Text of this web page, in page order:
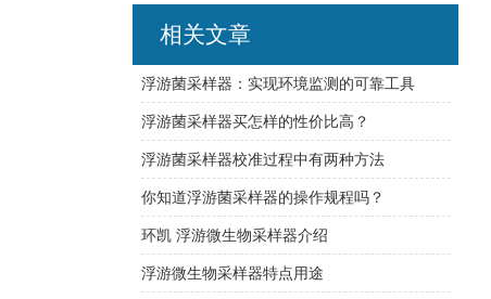
相关文章
浮游菌采样器：实现环境监测的可靠工具
浮游菌采样器买怎样的性价比高？
浮游菌采样器校准过程中有两种方法
你知道浮游菌采样器的操作规程吗？
环凯 浮游微生物采样器介绍
浮游微生物采样器特点用途